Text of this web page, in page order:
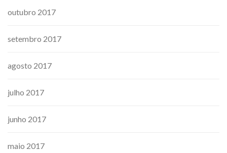
outubro 2017
setembro 2017
agosto 2017
julho 2017
junho 2017
maio 2017